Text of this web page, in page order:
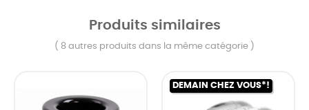
Produits similaires
( 8 autres produits dans la même catégorie )
DEMAIN CHEZ VOUS*!